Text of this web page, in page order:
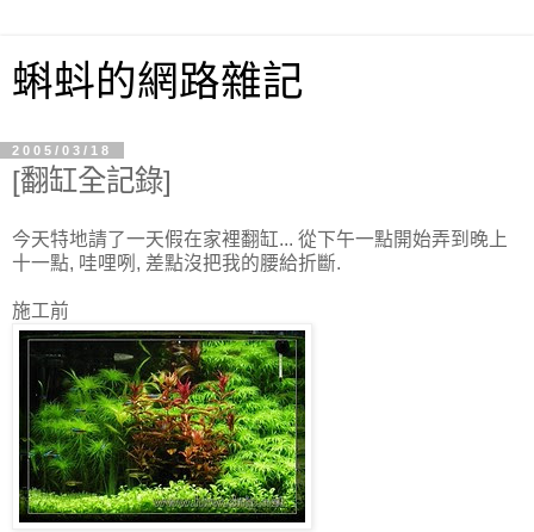
蝌蚪的網路雜記
2005/03/18
[翻缸全記錄]
今天特地請了一天假在家裡翻缸... 從下午一點開始弄到晚上
十一點, 哇哩咧, 差點沒把我的腰給折斷.
施工前